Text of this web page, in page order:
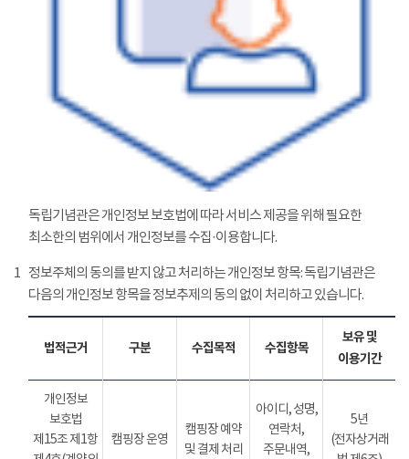
독립기념관은 개인정보 보호법에 따라 서비스 제공을 위해 필요한
최소한의 범위에서 개인정보를 수집·이용합니다.
1 정보주체의 동의를 받지 않고 처리하는 개인정보 항목: 독립기념관은
다음의 개인정보 항목을 정보추제의 동의 없이 처리하고 있습니다.
법적근거 구분 수집목적 수집항목
보유 및
이용기간
개인정보
보호법
제15조 제1항
캠핑장 운영
캠핑장 예약
및 결제 처리
아이디, 성명,
연락처,
주문내역,
5년
(전자상거래